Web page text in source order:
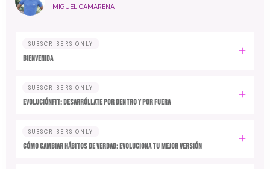
MIGUEL CAMARENA
SUBSCRIBERS ONLY
BIENVENIDA
SUBSCRIBERS ONLY
EvoluciónFit: desarróllate por dentro y por fuera
SUBSCRIBERS ONLY
Cómo cambiar hábitos de verdad: evoluciona tu mejor versión